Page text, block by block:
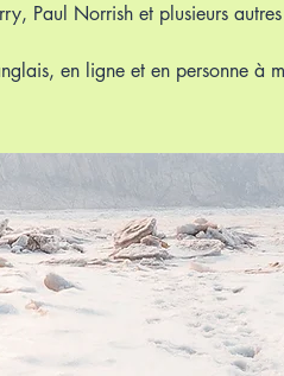
Paul Norrish et plusieurs
en ligne et en personne à